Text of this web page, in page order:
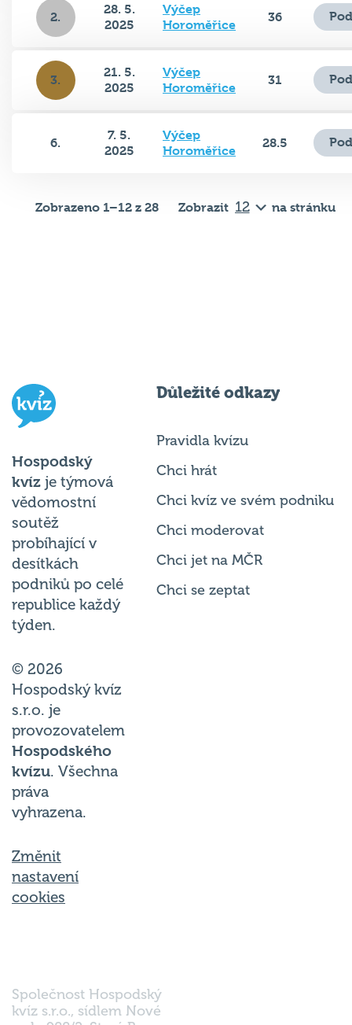
2.
28. 5.
2025
Výčep
Horoměřice
36
3.
21. 5.
2025
Výčep
Horoměřice
31
6.
7. 5.
2025
Výčep
Horoměřice
28.5
Zobrazeno 1–12 z 28 Zobrazit na stránku
Hospodský
kvíz je týmová
vědomostní
soutěž
probíhající v
desítkách
podniků po celé
republice každý
týden.
© 2026
Hospodský kvíz
s.r.o. je
provozovatelem
Hospodského
kvízu. Všechna
práva
vyhrazena.
Změnit
nastavení
cookies
Důležité odkazy
Pravidla kvízu
Chci hrát
Chci kvíz ve svém podniku
Chci moderovat
Chci jet na MČR
Chci se zeptat
Společnost Hospodský
kvíz s.r.o., sídlem Nové